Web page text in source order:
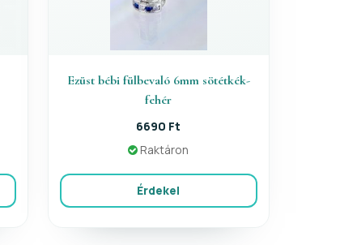
Ezüst bébi fülbevaló 6mm sötétkék-
fehér
6690 Ft
Raktáron
Érdekel